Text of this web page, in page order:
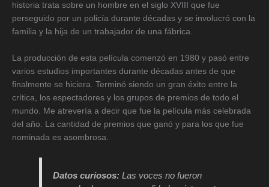
historia trata sobre un hombre en el siglo XVIII que fue
perseguido por un policía durante décadas y se involucró con la
familia y la hija de un trabajador de una fábrica.
La producción de esta película comenzó en 1980 y pasó entre
varios estudios importantes durante décadas antes de que
finalmente se hiciera. Terminó siendo un gran éxito entre la
crítica, los espectadores y los grupos de premios de todo el
mundo. Me atrevería a decir que fue la película más celebrada
del año. La cantidad de premios que ganó y para los que fue
nominada es asombrosa.
Datos curiosos:Las voces no fueron